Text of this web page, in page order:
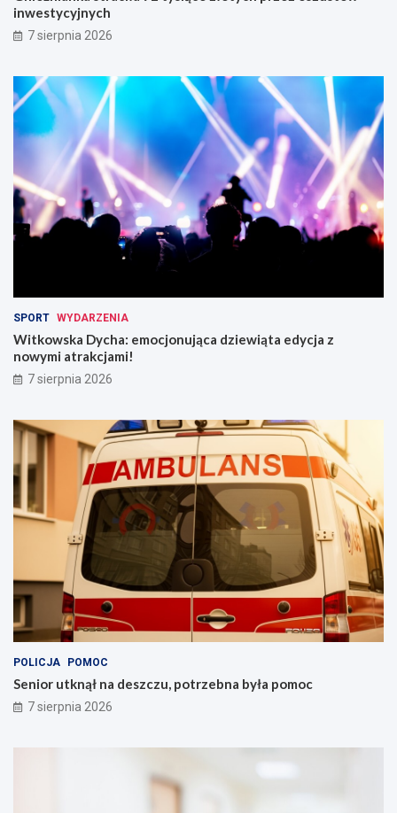
inwestycyjnych
7 sierpnia 2026
SPORT WYDARZENIA
Witkowska Dycha: emocjonująca dziewiąta edycja z
nowymi atrakcjami!
7 sierpnia 2026
POLICJA POMOC
Senior utknął na deszczu, potrzebna była pomoc
7 sierpnia 2026